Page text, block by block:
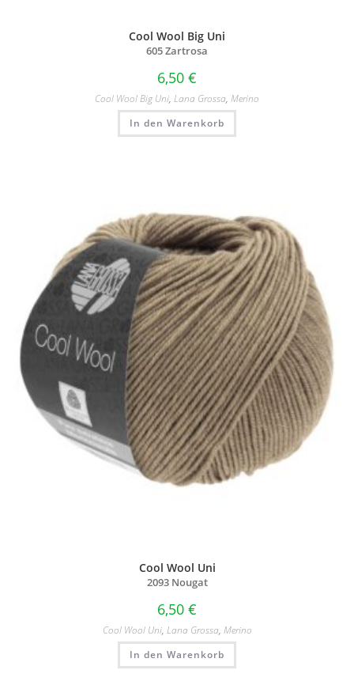
Cool Wool Big Uni
605 Zartrosa
6,50 €
Cool Wool Big Uni, Lana Grossa, Merino
In den Warenkorb
Cool Wool Uni
2093 Nougat
6,50 €
Cool Wool Uni, Lana Grossa, Merino
In den Warenkorb